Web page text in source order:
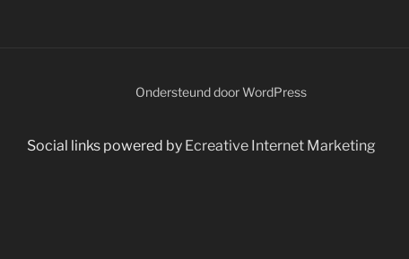
Ondersteund door WordPress
Social links powered by Ecreative Internet Marketing